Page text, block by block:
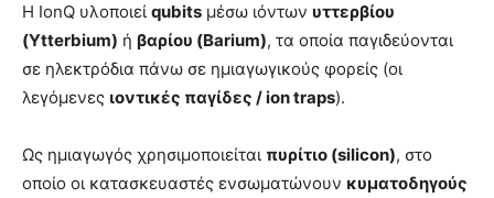
Η IonQ υλοποιεί qubits μέσω ιόντων υττερβίου
(Ytterbium) ή βαρίου (Barium), τα οποία παγιδεύονται
σε ηλεκτρόδια πάνω σε ημιαγωγικούς φορείς (οι
λεγόμενες ιοντικές παγίδες / ion traps).
Ως ημιαγωγός χρησιμοποιείται πυρίτιο (silicon), στο
οποίο οι κατασκευαστές ενσωματώνουν κυματοδηγούς